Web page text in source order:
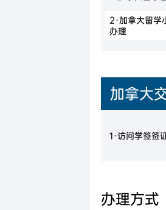
2·加拿大留学
办理
加拿大
1·访问学签签
办理方式